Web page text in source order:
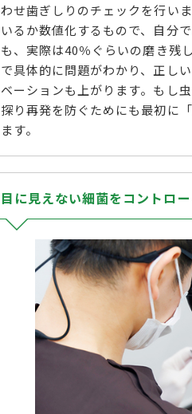
わせ歯ぎしりのチェックを行い
いるか数値化するもので、自分
も、実際は40％ぐらいの磨き残
で具体的に問題がわかり、正し
ベーションも上がります。もし
探り再発を防ぐためにも最初に
ます。
目に見えない細菌をコントロ